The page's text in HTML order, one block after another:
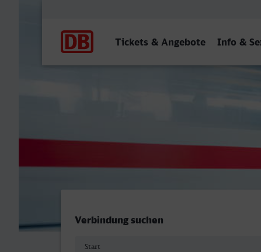
Tickets & Angebote Info &
Kempten (Allgäu) Hbf -
Verbindung suchen
Start